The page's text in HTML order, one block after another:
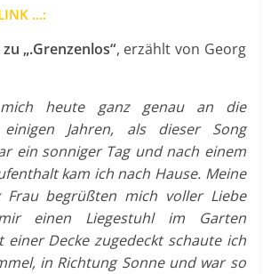
…:
„.Grenzenlos“, erzählt von Georg
heute ganz genau an die
Jahren, als dieser Song
ein sonniger Tag und nach einem
kam ich nach Hause. Meine
Frau begrüßten mich voller Liebe
einen Liegestuhl im Garten
einer Decke zugedeckt schaute ich
in Richtung Sonne und war so